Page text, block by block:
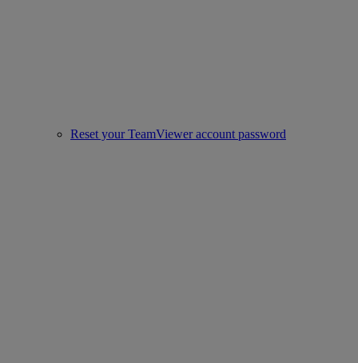
Reset your TeamViewer account password